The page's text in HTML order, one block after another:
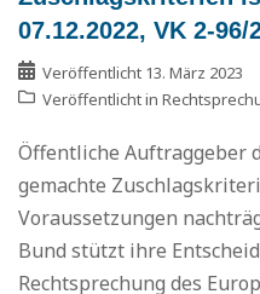
07.12.2022, VK 2-96/
Veröffentlicht 13. März 2023
Veröffentlicht in
Öffentliche Auftraggeber
gemachte
Voraussetzungen
Bund stützt ihre
Rechtsprechung des